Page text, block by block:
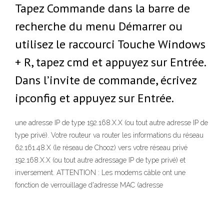
Tapez Commande dans la barre de
recherche du menu Démarrer ou
utilisez le raccourci Touche Windows
+ R, tapez cmd et appuyez sur Entrée.
Dans l’invite de commande, écrivez
ipconfig et appuyez sur Entrée.
une adresse IP de type 192.168.X.X (ou tout autre adresse IP de
type privé). Votre routeur va router les informations du réseau
62.161.48.X (le réseau de Chooz) vers votre réseau privé
192.168.X.X (ou tout autre adressage IP de type privé) et
inversement. ATTENTION : Les modems câble ont une
fonction de verrouillage d'adresse MAC (adresse